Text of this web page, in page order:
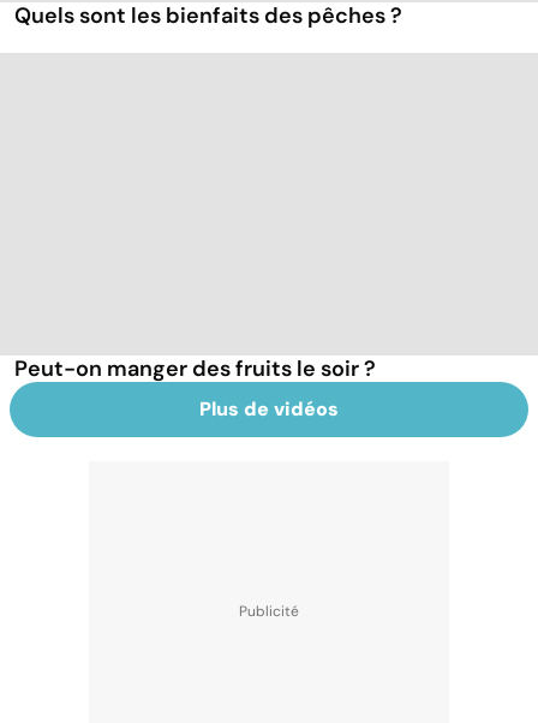
Quels sont les bienfaits des pêches ?
Peut-on manger des fruits le soir ?
Plus de vidéos